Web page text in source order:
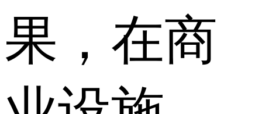
果，在商